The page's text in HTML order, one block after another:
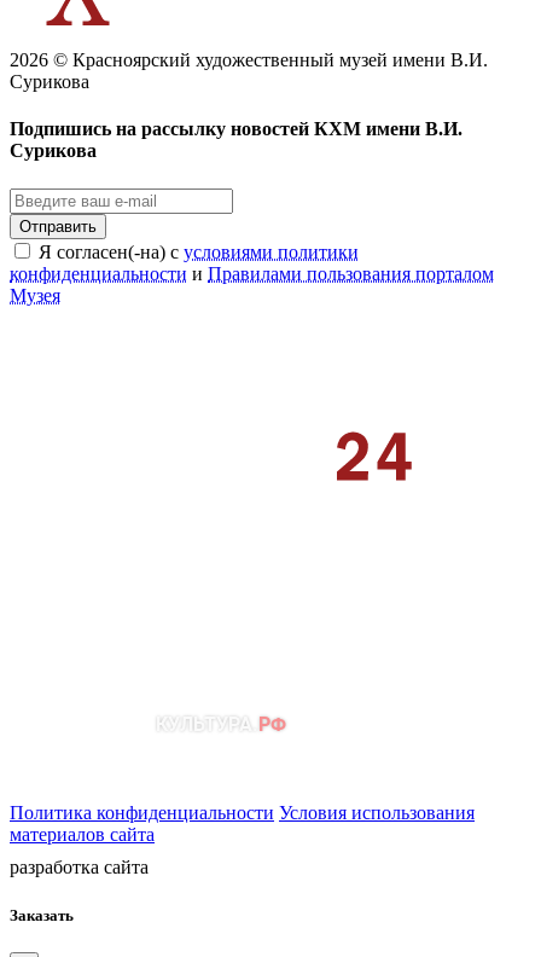
2026 © Красноярский художественный музей имени В.И.
Сурикова
Подпишись на рассылку новостей КХМ имени В.И.
Сурикова
Отправить
Я согласен(-на) с условиями политики
конфиденциальности и Правилами пользования порталом
Музея
Политика конфиденциальности Условия использования
материалов сайта
разработка сайта
Заказать